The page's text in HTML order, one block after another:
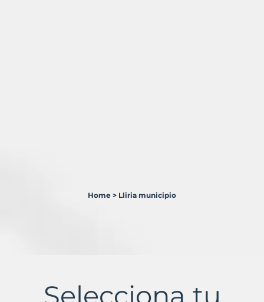
Murbalands
Home > Lliria municipio
Selecciona tu